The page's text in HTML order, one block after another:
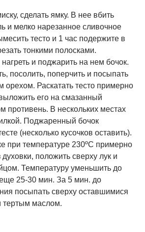
сделать ямку. В нее вбить
и мелко нарезанное сливочное
тесто и 1 час подержите в
тонкими полосками.
и поджарить на нем бочок.
посолить, поперчить и посыпать
орехом. Раскатать тесто примерно
его на смазанный
противень. В нескольких местах
Поджаренный бочок
(несколько кусочков оставить).
при температуре 230ºС примерно
положить сверху лук и
Температуру уменьшить до
25-30 мин. За 5 мин. до
посыпать сверху оставшимися
тертым маслом.